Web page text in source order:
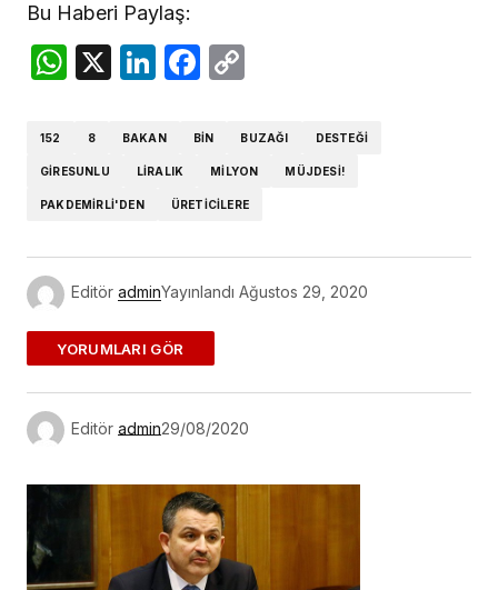
Bu Haberi Paylaş:
WhatsApp
X LinkedIn
Facebook
152 8 BAKAN BIN BUZAĞI DESTEĞI
GIRESUNLU LIRALIK MILYON MÜJDESI!
PAKDEMIRLI'DEN ÜRETICILERE
Editör adminYayınlandı Ağustos 29, 2020
ADD A COMMENT
E-posta adresiniz yayınlanmayacak.
Editör admin29/08/2020